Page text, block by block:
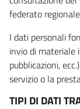
federato
I dati personali
invio di materiale
pubblicazioni,
servizio o la
TIPI DI DATI